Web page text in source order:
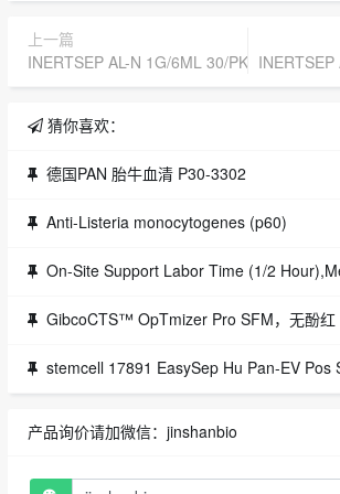
上一篇
INERTSEP AL-N 1G/6ML 30/PK
猜你喜欢：
德国PAN 胎牛血清 P30-3302
Anti-Listeria monocytogenes (p60)
On-Site Support Labor Time (1/2 Hour),Merck
GibcoCTS™ OpTmizer Pro SFM，无酚红
stemcell 17891 EasySep Hu Pan-EV Pos
产品询价请加微信：jinshanbio